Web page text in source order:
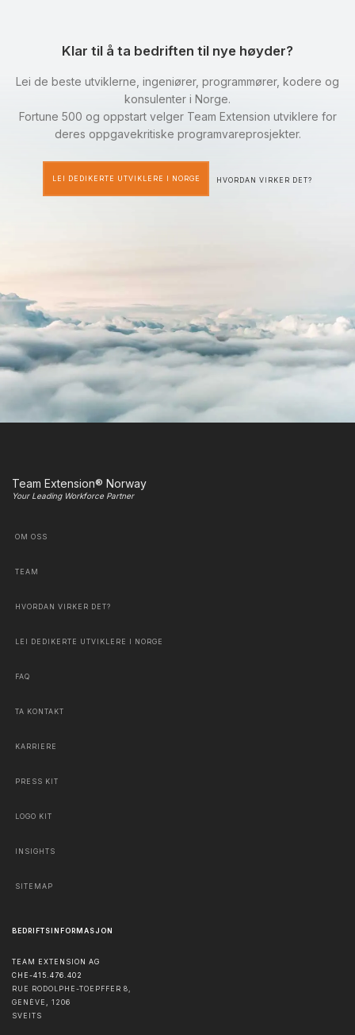
Klar til å ta bedriften til nye høyder?
Lei de beste utviklerne, ingeniører, programmører, kodere og
konsulenter i Norge.
Fortune 500 og oppstart velger Team Extension utviklere for
deres oppgavekritiske programvareprosjekter.
LEI DEDIKERTE UTVIKLERE I NORGE HVORDAN VIRKER DET?
Team Extension® Norway
Your Leading Workforce Partner
OM OSS
TEAM
HVORDAN VIRKER DET?
LEI DEDIKERTE UTVIKLERE I NORGE
FAQ
TA KONTAKT
KARRIERE
PRESS KIT
LOGO KIT
INSIGHTS
SITEMAP
BEDRIFTSINFORMASJON
TEAM EXTENSION AG
CHE-415.476.402
RUE RODOLPHE-TOEPFFER 8,
GENÈVE , 1206
SVEITS